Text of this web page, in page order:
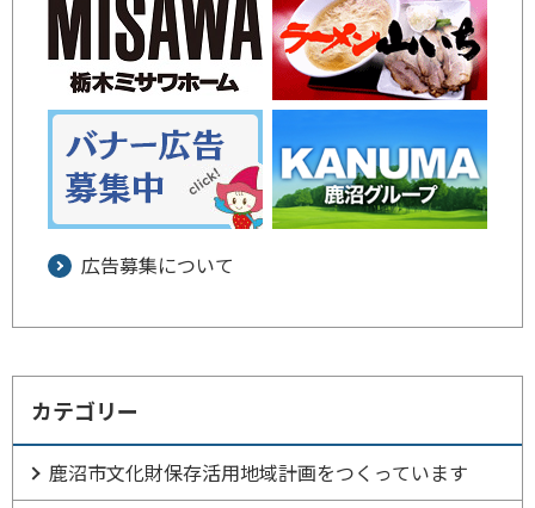
広告募集について
カテゴリー
鹿沼市文化財保存活用地域計画をつくっています